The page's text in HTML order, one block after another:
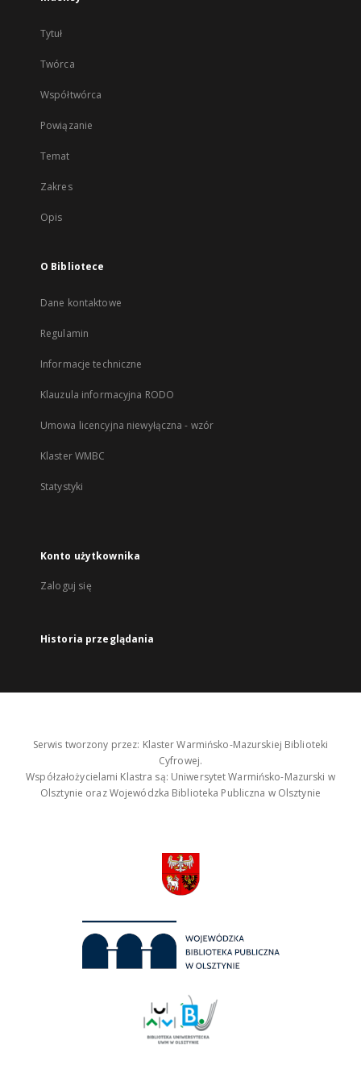
Tytuł
Twórca
Współtwórca
Powiązanie
Temat
Zakres
Opis
O Bibliotece
Dane kontaktowe
Regulamin
Informacje techniczne
Klauzula informacyjna RODO
Umowa licencyjna niewyłączna - wzór
Klaster WMBC
Statystyki
Konto użytkownika
Zaloguj się
Historia przeglądania
Serwis tworzony przez: Klaster Warmińsko-Mazurskiej Biblioteki
Cyfrowej.
Współzałożycielami Klastra są: Uniwersytet Warmińsko-Mazurski w
Olsztynie oraz Wojewódzka Biblioteka Publiczna w Olsztynie